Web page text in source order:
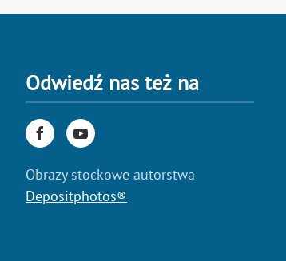
Odwiedź nas też na
Obrazy stockowe autorstwa
Depositphotos®